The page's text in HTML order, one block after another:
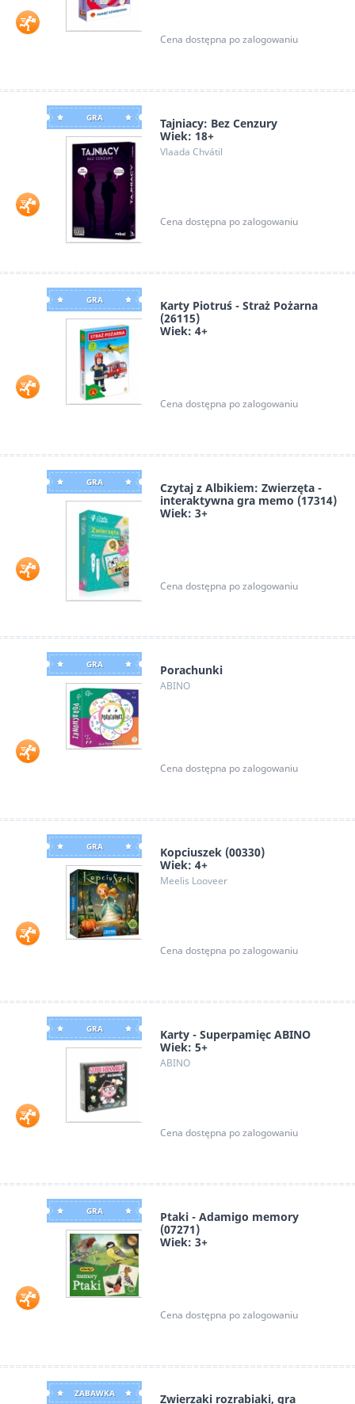
Cena dostępna po zalogowaniu
GRA
Tajniacy: Bez Cenzury
Wiek: 18+
Vlaada Chvátil
Cena dostępna po zalogowaniu
GRA
Karty Piotruś - Straż Pożarna
(26115)
Wiek: 4+
Cena dostępna po zalogowaniu
GRA
Czytaj z Albikiem: Zwierzęta -
interaktywna gra memo (17314)
Wiek: 3+
Cena dostępna po zalogowaniu
GRA Porachunki
ABINO
Cena dostępna po zalogowaniu
GRA
Kopciuszek (00330)
Wiek: 4+
Meelis Looveer
Cena dostępna po zalogowaniu
GRA
Karty - Superpamięc ABINO
Wiek: 5+
ABINO
Cena dostępna po zalogowaniu
GRA
Ptaki - Adamigo memory
(07271)
Wiek: 3+
Cena dostępna po zalogowaniu
ZABAWKA Zwierzaki rozrabiaki, gra